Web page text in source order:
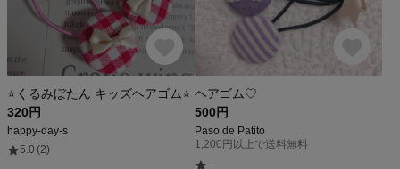
⭐くるみぼたん キッズヘアゴム⭐
320円
happy-day-s
5.0 (2)
ヘアゴム♡
500円
Paso de Patito
1,200円以上で送料無料
-